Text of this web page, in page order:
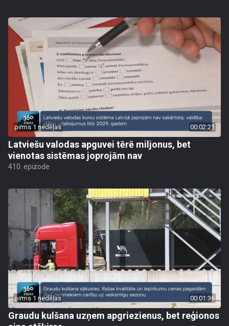
pirms 1 nedēļas 00:02:21
Latviešu valodas apguvei tērē miljonus, bet
vienotas sistēmas joprojām nav
410. epizode
pirms 1 nedēļas 00:01:36
Graudu kulšana uzņem apgriezienus, bet reģionos